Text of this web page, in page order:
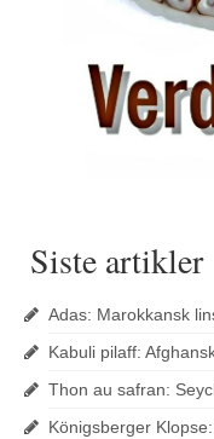
Siste artikler
Adas: Marokkansk
Kabuli pilaff:
Thon au safran:
Königsberger